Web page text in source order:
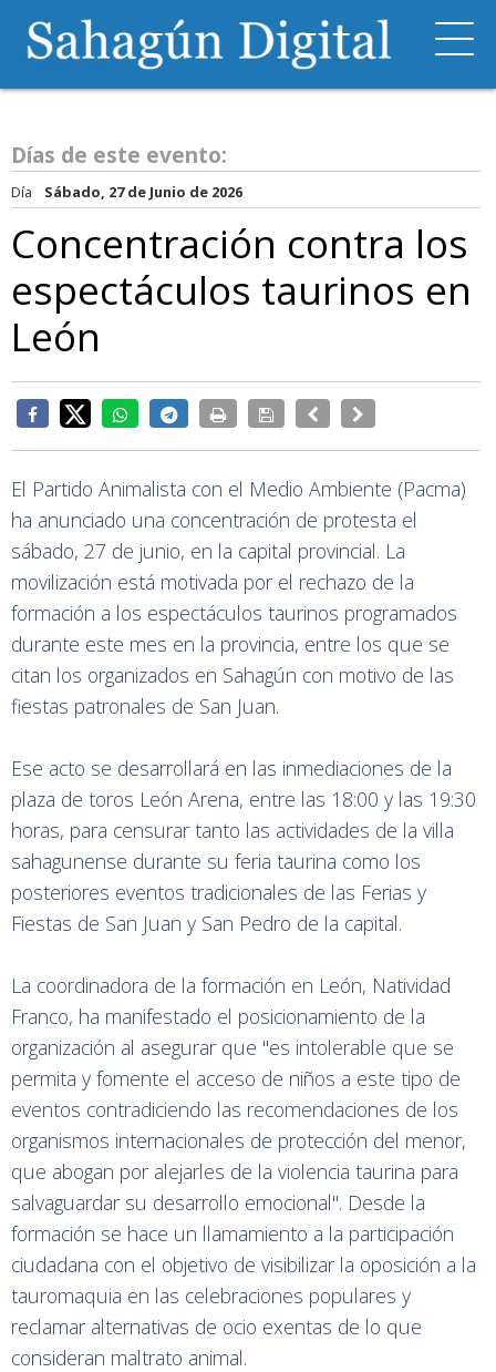
Días de este evento:
Día Sábado, 27 de Junio de 2026
Concentración contra los
espectáculos taurinos en
León
El Partido Animalista con el Medio Ambiente (Pacma)
ha anunciado una concentración de protesta el
sábado, 27 de junio, en la capital provincial. La
movilización está motivada por el rechazo de la
formación a los espectáculos taurinos programados
durante este mes en la provincia, entre los que se
citan los organizados en Sahagún con motivo de las
fiestas patronales de San Juan.
Ese acto se desarrollará en las inmediaciones de la
plaza de toros León Arena, entre las 18:00 y las 19:30
horas, para censurar tanto las actividades de la villa
sahagunense durante su feria taurina como los
posteriores eventos tradicionales de las Ferias y
Fiestas de San Juan y San Pedro de la capital.
La coordinadora de la formación en León, Natividad
Franco, ha manifestado el posicionamiento de la
organización al asegurar que "es intolerable que se
permita y fomente el acceso de niños a este tipo de
eventos contradiciendo las recomendaciones de los
organismos internacionales de protección del menor,
que abogan por alejarles de la violencia taurina para
salvaguardar su desarrollo emocional". Desde la
formación se hace un llamamiento a la participación
ciudadana con el objetivo de visibilizar la oposición a la
tauromaquia en las celebraciones populares y
reclamar alternativas de ocio exentas de lo que
consideran maltrato animal.